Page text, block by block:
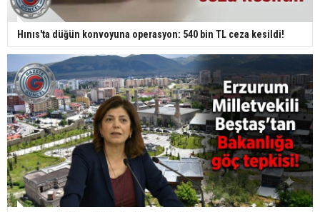
Hınıs'ta düğün konvoyuna operasyon: 540 bin TL ceza kesildi!